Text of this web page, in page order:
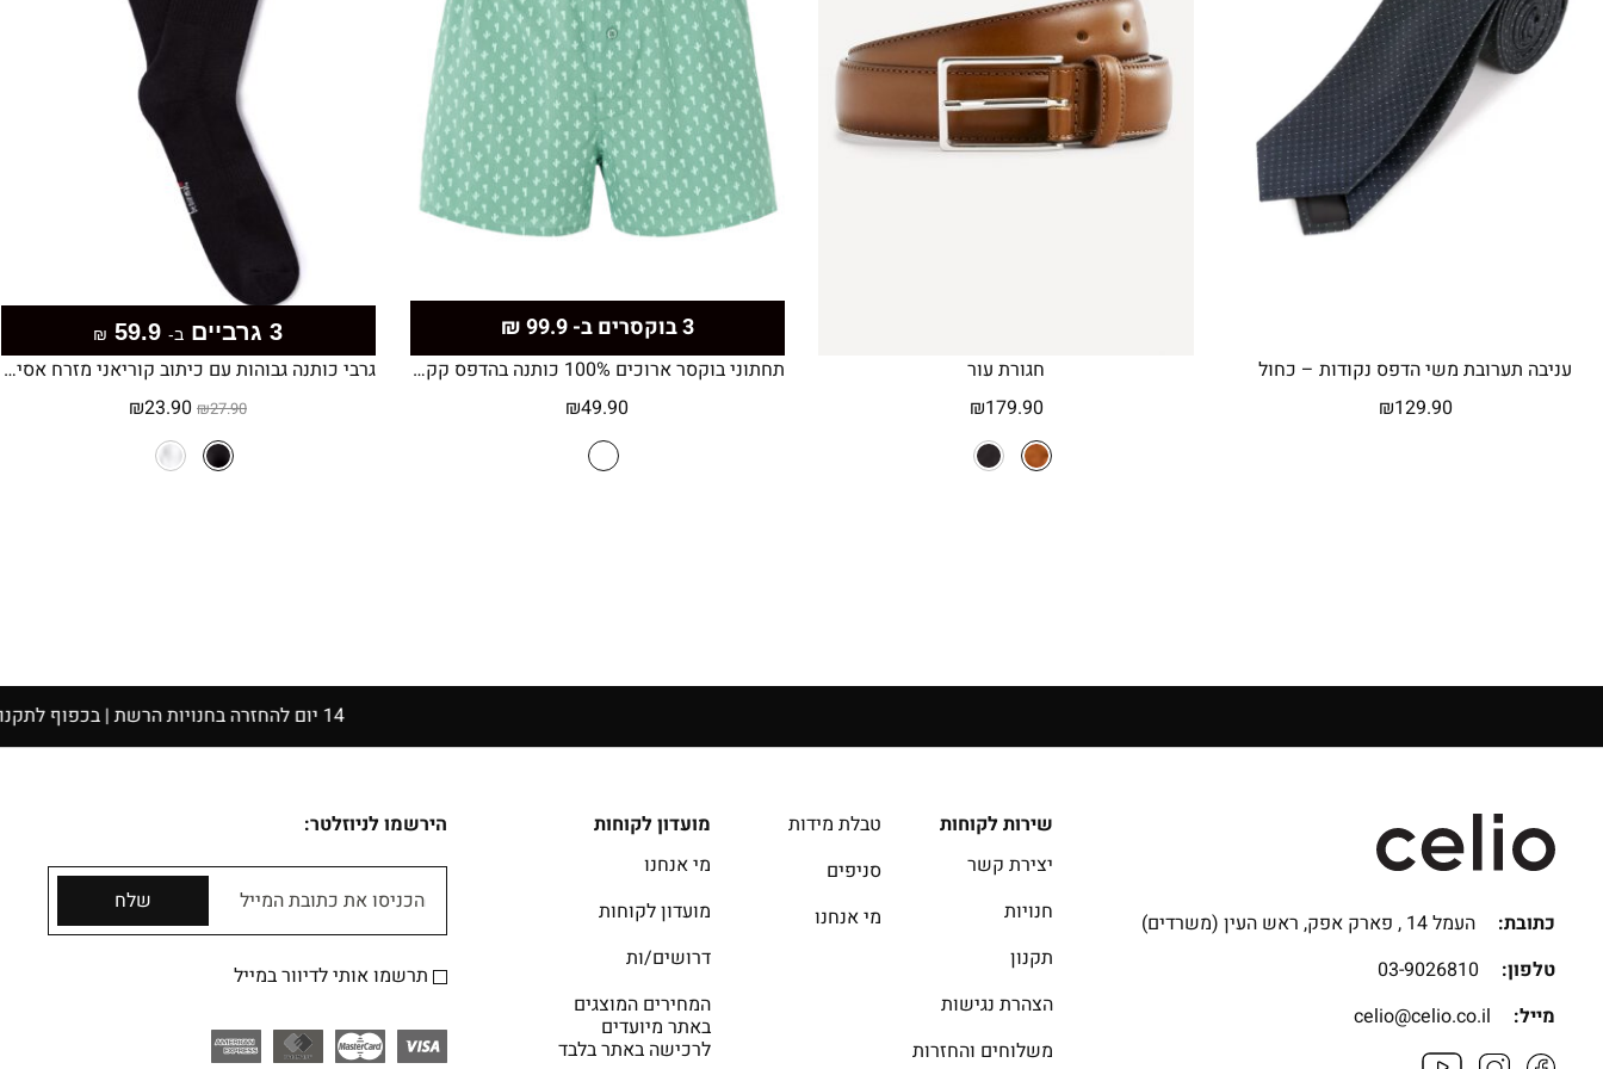
עניבה תערובת משי הדפס נקודות – כחול
₪129.90
חגורת עור
₪179.90
3 בוקסרים ב- 99.9 ₪
תחתוני בוקסר ארוכים 100% כותנה בהדפס קקטוסים
₪49.90
3 גרביים ב-59.9
₪
גרבי כותנה גבוהות עם כיתוב קוריאני מזרח אסייתי – שחורות
₪27.90
המחיר
המקורי
היה:
₪23.90 המחיר
כתובת:
העמל 14 , פארק אפק, ראש העין (משרדים)
טלפון:
03-9026810
מייל:
celio@celio.co.il
שירות לקוחות
יצירת קשר
חנויות
תקנון
הצהרת נגישות
משלוחים והחזרות
טבלת מידות
סניפים
מי אנחנו
מועדון לקוחות
מי אנחנו
מועדון לקוחות
דרושים/ות
המחירים המוצגים
באתר מיועדים
לרכישה באתר בלבד
הירשמו לניוזלטר:
הכניסו את כתובת המייל שלח
תרשמו אותי לדיוור במייל